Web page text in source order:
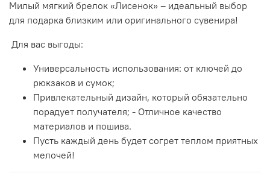
Милый мягкий брелок «Лисенок» – идеальный выбор
для подарка близким или оригинального сувенира!
Для вас выгоды:
Универсальность использования: от ключей до
рюкзаков и сумок;
Привлекательный дизайн, который обязательно
порадует получателя; - Отличное качество
материалов и пошива.
Пусть каждый день будет согрет теплом приятных
мелочей!